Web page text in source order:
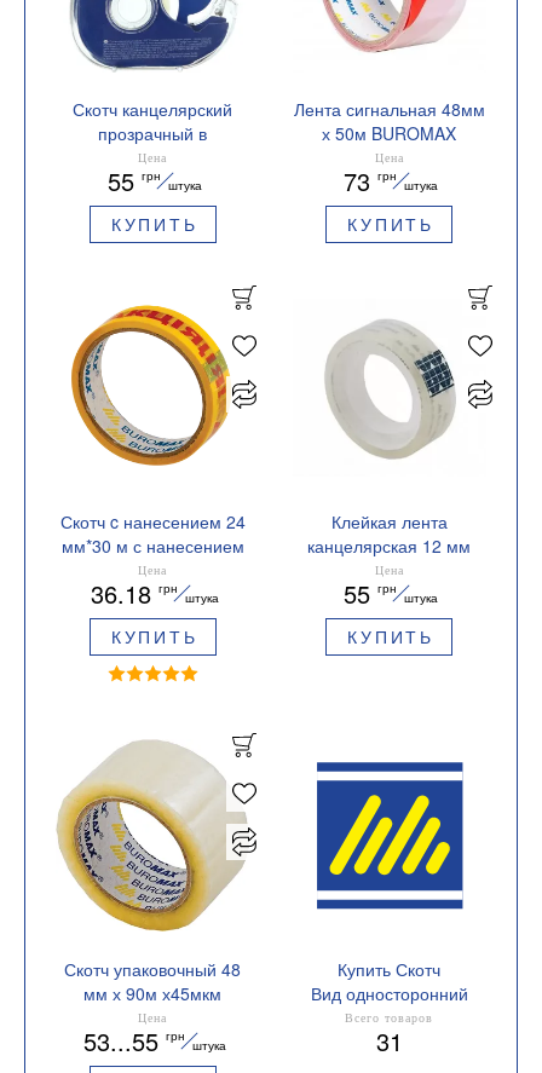
Скотч канцелярский
прозрачный в
диспенсере 18 мм х
20м Buromax BM.7161-
01
Цена
55 грн
штука
КУПИТЬ
Лента сигнальная 48мм
х 50м BUROMAX
BM.7559 красно-белая
Цена
73 грн
штука
КУПИТЬ
Скотч c нанесением 24
мм*30 м с нанесением
АКЦИЯ Buromax
BM.7531
Цена
36.18 грн
штука
КУПИТЬ
Клейкая лента
канцелярская 12 мм
х20м /12 шт.прозрачная
Buromax BM.7113-01
Цена
55 грн
штука
КУПИТЬ
Скотч упаковочный 48
мм х 90м х45мкм
Buromax BM.7025
Цена
53...55 грн
штука
Купить Скотч
Вид односторонний
Всего товаров
31